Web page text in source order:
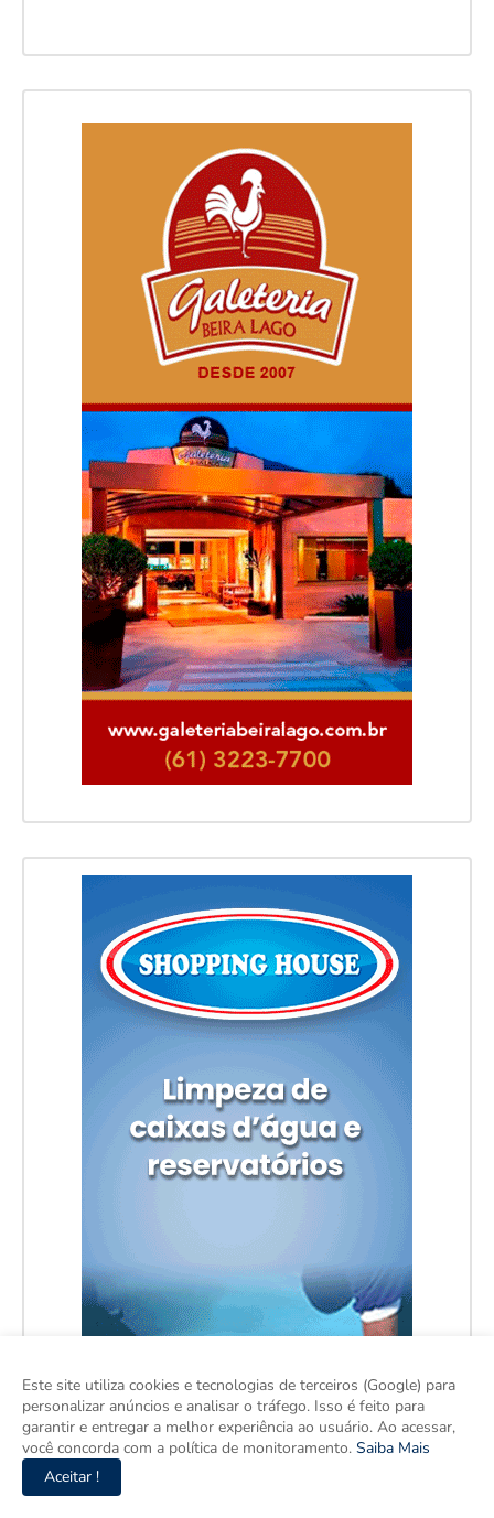
Este site utiliza cookies e tecnologias de terceiros (Google) para
personalizar anúncios e analisar o tráfego. Isso é feito para
garantir e entregar a melhor experiência ao usuário. Ao acessar,
você concorda com a política de monitoramento. Saiba Mais
Aceitar !